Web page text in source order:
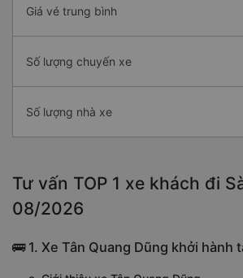
Giá vé trung bình
Số lượng chuyến xe
Số lượng nhà xe
Tư vấn TOP 1 xe khách đi
08/2026
🚌 1. Xe Tân Quang Dũng khởi hành